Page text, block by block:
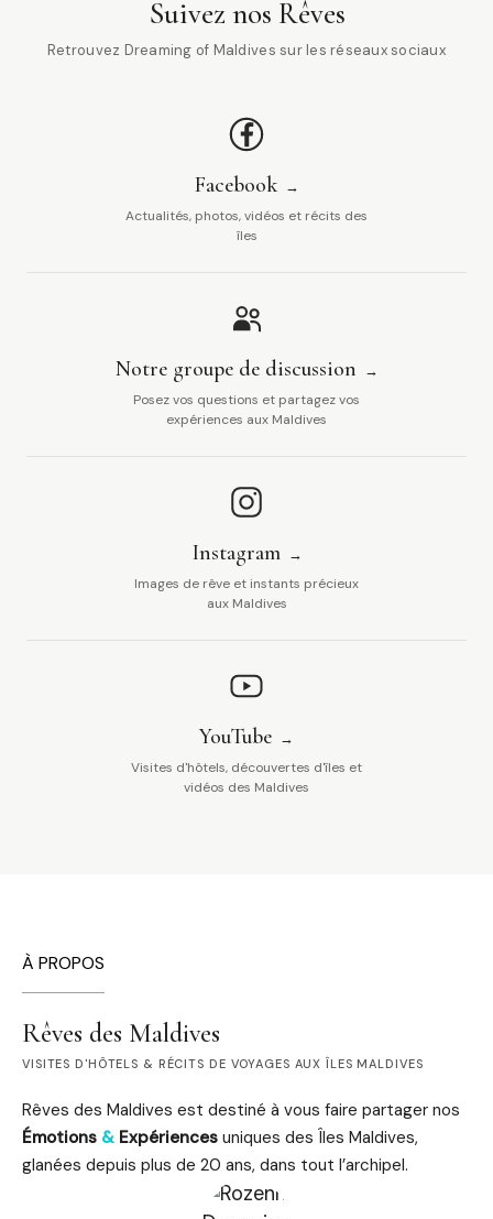
Suivez nos Rêves
Retrouvez Dreaming of Maldives sur les réseaux sociaux
Facebook
Actualités, photos, vidéos et récits des
îles
Notre groupe de discussion
Posez vos questions et partagez vos
expériences aux Maldives
Instagram
Images de rêve et instants précieux
aux Maldives
YouTube
Visites d'hôtels, découvertes d'îles et
vidéos des Maldives
À PROPOS
Rêves des Maldives
VISITES D'HÔTELS & RÉCITS DE VOYAGES AUX ÎLES MALDIVES
Rêves des Maldives est destiné à vous faire partager nos
Émotions & Expériences uniques des Îles Maldives,
glanées depuis plus de 20 ans, dans tout l’archipel.